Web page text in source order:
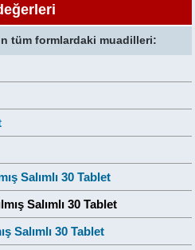
tüm formlardaki muadilleri:
Salımlı 30 Tablet
Salımlı 30 Tablet
Salımlı 30 Tablet